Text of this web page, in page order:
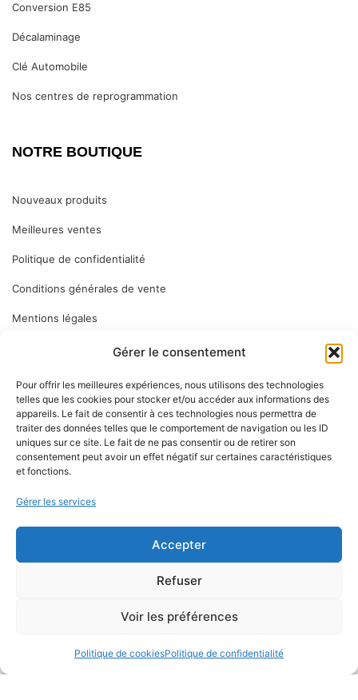
Gérer le consentement
Pour offrir les meilleures expériences, nous utilisons des technologies
telles que les cookies pour stocker et/ou accéder aux informations des
appareils. Le fait de consentir à ces technologies nous permettra de
traiter des données telles que le comportement de navigation ou les ID
uniques sur ce site. Le fait de ne pas consentir ou de retirer son
consentement peut avoir un effet négatif sur certaines caractéristiques
et fonctions.
Gérer les services
Accepter
Refuser
Voir les préférences
Politique de cookiesPolitique de confidentialité
Conversion E85
Décalaminage
Clé Automobile
Nos centres de reprogrammation
NOTRE BOUTIQUE
Nouveaux produits
Meilleures ventes
Politique de confidentialité
Conditions générales de vente
Mentions légales
Inscrivez-vous à notre newsletter pour vous tenir informé des
dernières nouveautés : nos services en magasin, nouveaux
produits…